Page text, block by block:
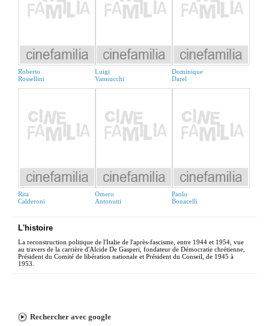
Roberto
Rossellini
Luigi
Vannucchi
Dominique
Darel
Rita
Calderoni
Omero
Antonutti
Paolo
Bonacelli
L'histoire
La reconstruction politique de l'Italie de l'après-fascisme, entre 1944 et 1954, vue
au travers de la carrière d'Alcide De Gasperi, fondateur de Démocratie chrétienne,
Président du Comité de libération nationale et Président du Conseil, de 1945 à
1953.
Rechercher avec google